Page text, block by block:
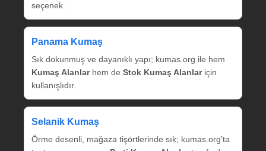
seçenek.
Panama Kumaş
Sık dokunmuş ve dayanıklı yapı; kumas.org ile hem
Kumaş Alanlarhem de Stok Kumaş Alanlariçin
kullanışlıdır.
Selanik Kumaş
Örme desenli, mağaza tişörtlerinde sık; kumas.org’ta